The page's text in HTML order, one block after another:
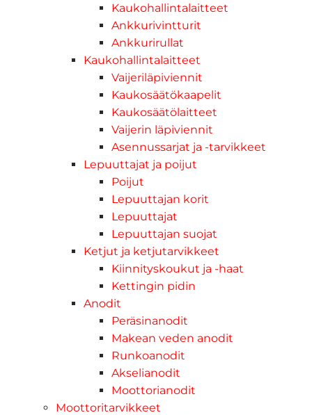
Kaukohallintalaitteet
Ankkurivintturit
Ankkurirullat
Kaukohallintalaitteet
Vaijeriläpiviennit
Kaukosäätökaapelit
Kaukosäätölaitteet
Vaijerin läpiviennit
Asennussarjat ja -tarvikkeet
Lepuuttajat ja poijut
Poijut
Lepuuttajan korit
Lepuuttajat
Lepuuttajan suojat
Ketjut ja ketjutarvikkeet
Kiinnityskoukut ja -haat
Kettingin pidin
Anodit
Peräsinanodit
Makean veden anodit
Runkoanodit
Akselianodit
Moottorianodit
Moottoritarvikkeet